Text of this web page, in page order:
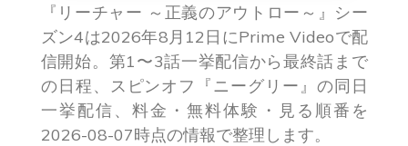
『リーチャー ～正義のアウトロー～』シー
ズン4は2026年8月12日にPrime Videoで配
信開始。第1〜3話一挙配信から最終話まで
の日程、スピンオフ『ニーグリー』の同日
一挙配信、料金・無料体験・見る順番を
2026-08-07時点の情報で整理します。